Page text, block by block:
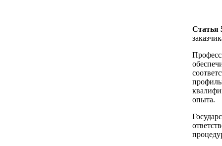
Статья
опыта.